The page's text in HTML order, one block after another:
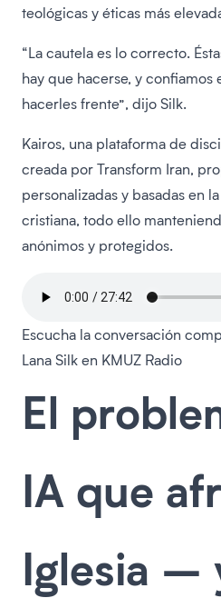
teológicas y éticas más
“La cautela es lo correcto.
hay que hacerse, y confiamos
hacerles frente”, dijo Silk.
Kairos, una plataforma de
creada por Transform Iran,
personalizadas y basadas en
cristiana, todo ello
anónimos y protegidos.
Escucha la conversación
Lana Silk en KMUZ Radio
El
IA que
Iglesia –